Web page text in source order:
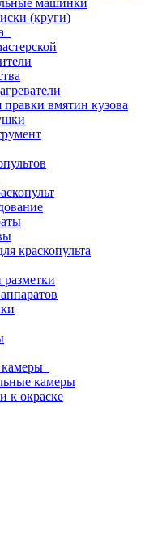
машинки
(круги)
вмятин кузова
краскопульта
камеры
к окраске